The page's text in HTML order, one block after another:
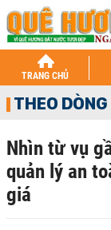
TRANG CHỦ
THEO
Nhìn từ vụ
quản lý an
giá